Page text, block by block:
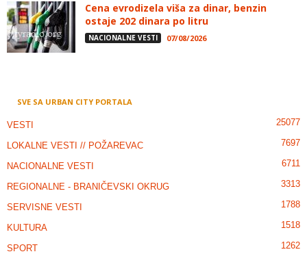
Cena evrodizela viša za dinar, benzin
ostaje 202 dinara po litru
NACIONALNE VESTI 07/08/2026
SVE SA URBAN CITY PORTALA
VESTI 25077
LOKALNE VESTI // POŽAREVAC 7697
NACIONALNE VESTI 6711
REGIONALNE - BRANIČEVSKI OKRUG 3313
SERVISNE VESTI 1788
KULTURA 1518
SPORT 1262